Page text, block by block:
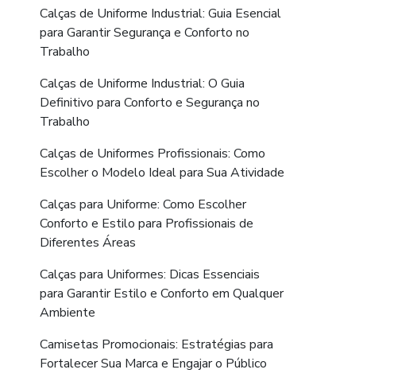
Calças de Uniforme Industrial: Guia Esencial
para Garantir Segurança e Conforto no
Trabalho
Calças de Uniforme Industrial: O Guia
Definitivo para Conforto e Segurança no
Trabalho
Calças de Uniformes Profissionais: Como
Escolher o Modelo Ideal para Sua Atividade
Calças para Uniforme: Como Escolher
Conforto e Estilo para Profissionais de
Diferentes Áreas
Calças para Uniformes: Dicas Essenciais
para Garantir Estilo e Conforto em Qualquer
Ambiente
Camisetas Promocionais: Estratégias para
Fortalecer Sua Marca e Engajar o Público